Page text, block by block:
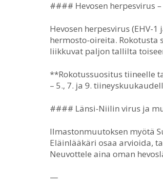
#### Hevosen herpesvirus
Hevosen herpesvirus (EHV-
hermosto-oireita. Rokotusta
liikkuvat paljon tallilta
**Rokotussuositus tiineelle
– 5., 7. ja 9.
#### Länsi-Niilin virus ja
Ilmastonmuutoksen myötä
Eläinlääkäri osaa arvioida,
Neuvottele aina oman
—